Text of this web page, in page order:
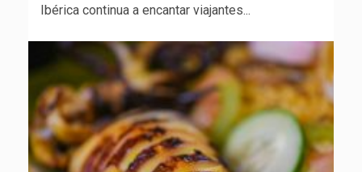
Ibérica continua a encantar viajantes...